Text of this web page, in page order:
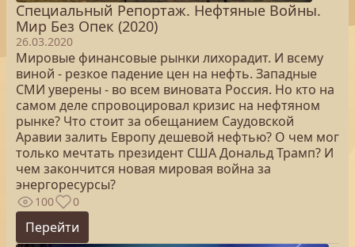
Специальный Репортаж. Нефтяные Войны.
Мир Без Опек (2020)
26.03.2020
Мировые финансовые рынки лихорадит. И всему
виной - резкое падение цен на нефть. Западные
СМИ уверены - во всем виновата Россия. Но кто на
самом деле спровоцировал кризис на нефтяном
рынке? Что стоит за обещанием Саудовской
Аравии залить Европу дешевой нефтью? О чем мог
только мечтать президент США Дональд Трамп? И
чем закончится новая мировая война за
энергоресурсы?
100 0
Перейти